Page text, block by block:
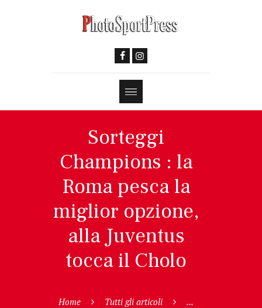
Sorteggi
Champions : la
Roma pesca la
miglior opzione,
alla Juventus
tocca il Cholo
Home Tutti gli articoli ...